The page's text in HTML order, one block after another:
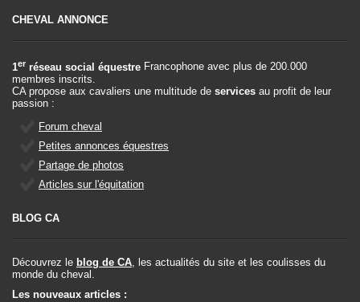
CHEVAL ANNONCE
1er réseau social équestre Francophone avec plus de 200.000
membres inscrits.
CA propose aux cavaliers une multitude de services au profit de leur
passion :
Forum cheval
Petites annonces équestres
Partage de photos
Articles sur l'équitation
BLOG CA
Découvrez le blog de CA , les actualités du site et les coulisses du
monde du cheval.
Les nouveaux articles :